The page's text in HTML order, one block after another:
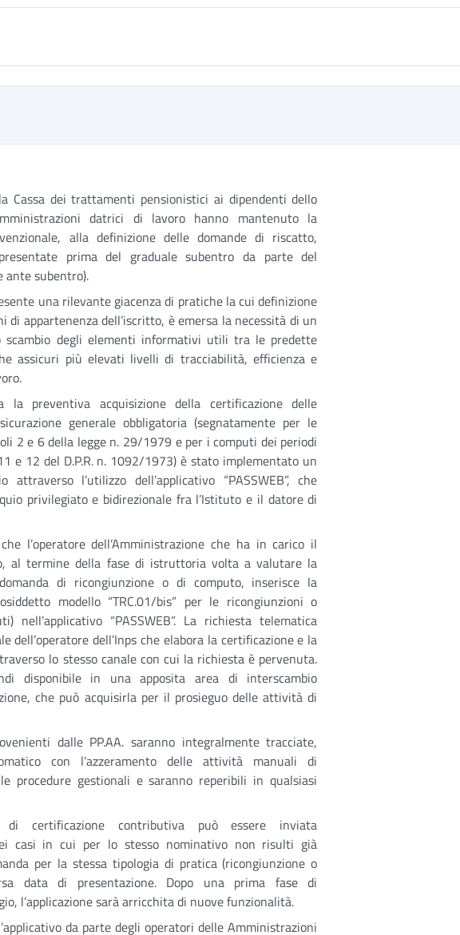
Cassa dei trattamenti pensionistici ai dipendenti dello
datrici di lavoro hanno mantenuto la
alla definizione delle domande di riscatto,
prima del graduale subentro da parte del
ante subentro).
una rilevante giacenza di pratiche la cui definizione
appartenenza dell’iscritto, è emersa la necessità di un
scambio degli elementi informativi utili tra le predette
assicuri più elevati livelli di tracciabilità, efficienza e
preventiva acquisizione della certificazione delle
generale obbligatoria (segnatamente per le
2 e 6 della legge n. 29/1979 e per i computi dei periodi
e 12 del D.P.R. n. 1092/1973) è stato implementato un
l’utilizzo dell’applicativo “PASSWEB”, che
privilegiato e bidirezionale fra l’Istituto e il datore di
l’operatore dell’Amministrazione che ha in carico il
al termine della fase di istruttoria volta a valutare la
di ricongiunzione o di computo, inserisce la
modello “TRC.01/bis” per le ricongiunzioni o
nell’applicativo “PASSWEB”. La richiesta telematica
dell’operatore dell’Inps che elabora la certificazione e la
lo stesso canale con cui la richiesta è pervenuta.
disponibile in una apposita area di interscambio
che può acquisirla per il prosieguo delle attività di
dalle PP.AA. saranno integralmente tracciate,
con l’azzeramento delle attività manuali di
procedure gestionali e saranno reperibili in qualsiasi
certificazione contributiva può essere inviata
casi in cui per lo stesso nominativo non risulti già
per la stessa tipologia di pratica (ricongiunzione o
data di presentazione. Dopo una prima fase di
l’applicazione sarà arricchita di nuove funzionalità.
da parte degli operatori delle Amministrazioni